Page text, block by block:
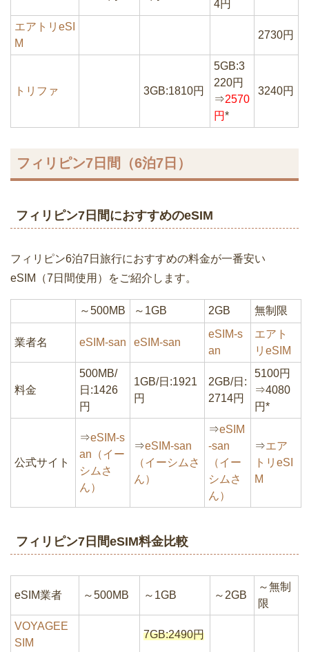
4円
エアトリeSI
M
2730円
トリファ 3GB:1810円
5GB:3
220円
⇒2570
円*
3240円
フィリピン7日間（6泊7日）
フィリピン7日間におすすめのeSIM
フィリピン6泊7日旅行におすすめの料金が一番安い
eSIM（7日間使用）をご紹介します。
～500MB ～1GB 2GB 無制限
業者名 eSIM-san eSIM-san
eSIM-s
an
エアト
リeSIM
料金
500MB/
日:1426
円
1GB/日:1921
円
2GB/日:
2714円
5100円
⇒4080
円*
公式サイト
⇒eSIM-s
an（イー
シムさ
ん）
⇒eSIM-san
（イーシムさ
ん）
⇒eSIM
-san
（イー
シムさ
ん）
⇒エア
トリeSI
M
フィリピン7日間eSIM料金比較
eSIM業者 ～500MB ～1GB ～2GB
～無制
限
VOYAGEE
SIM
7GB:2490円